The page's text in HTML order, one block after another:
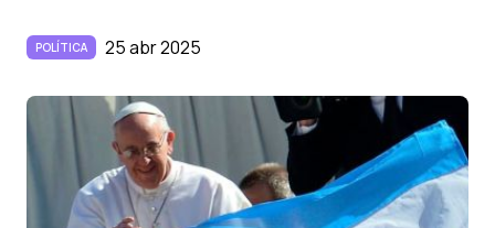
POLÍTICA 25 abr 2025